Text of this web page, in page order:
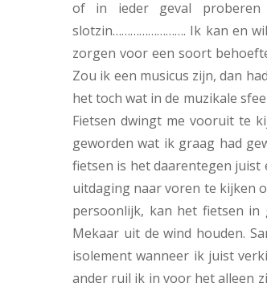
of in ieder geval proberen
slotzin……………………. Ik kan en
zorgen voor een soort
Zou ik een musicus zijn, dan
het toch wat in de muzikale
Fietsen dwingt me vooruit te
geworden wat ik graag had
fietsen is het daarentegen juist
uitdaging naar voren te kijken
persoonlijk, kan het fietsen in
Mekaar uit de wind houden.
isolement wanneer ik juist
ander ruil ik in voor het alleen